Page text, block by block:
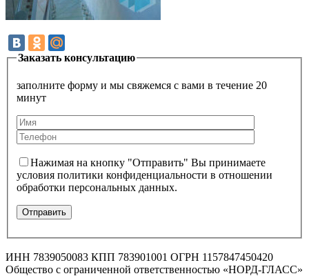
Заказать консультацию
заполните форму и мы свяжемся с вами в течение 20
минут
Нажимая на кнопку "Отправить" Вы принимаете
условия политики конфиденциальности в отношении
обработки персональных данных.
ИНН 7839050083 КПП 783901001 ОГРН 1157847450420
Общество с ограниченной ответственностью «НОРД-ГЛАСС»